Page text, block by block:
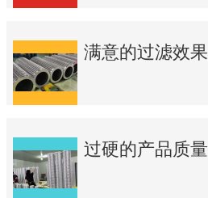
满意的过滤效果
过硬的产品质量